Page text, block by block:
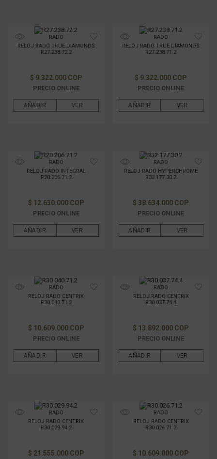
RADO
RELOJ RADO TRUE DIAMONDS
R27.238.72.2
$ 9.322.000 COP
PRECIO ONLINE
AÑADIR VER
RADO
RELOJ RADO TRUE DIAMONDS
R27.238.71.2
$ 9.322.000 COP
PRECIO ONLINE
AÑADIR VER
RADO
RELOJ RADO INTEGRAL
R20.206.71.2
$ 12.630.000 COP
PRECIO ONLINE
AÑADIR VER
RADO
RELOJ RADO HYPERCHROME
R32.177.30.2
$ 38.634.000 COP
PRECIO ONLINE
AÑADIR VER
RADO
RELOJ RADO CENTRIX
R30.040.71.2
$ 10.609.000 COP
PRECIO ONLINE
AÑADIR VER
RADO
RELOJ RADO CENTRIX
R30.037.74.4
$ 13.892.000 COP
PRECIO ONLINE
AÑADIR VER
RADO
RELOJ RADO CENTRIX
R30.029.94.2
$ 21.555.000 COP
RADO
RELOJ RADO CENTRIX
R30.026.71.2
$ 10.609.000 COP